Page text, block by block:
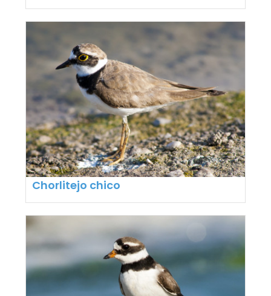
Chorlitejo chico